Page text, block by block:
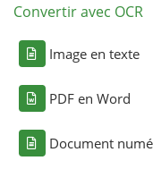
Convertir avec OCR
Image en texte
PDF en Word
Document